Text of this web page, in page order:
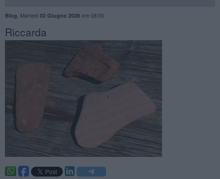
Blog Martedì 02 Giugno 2026ore 08:00
Riccarda